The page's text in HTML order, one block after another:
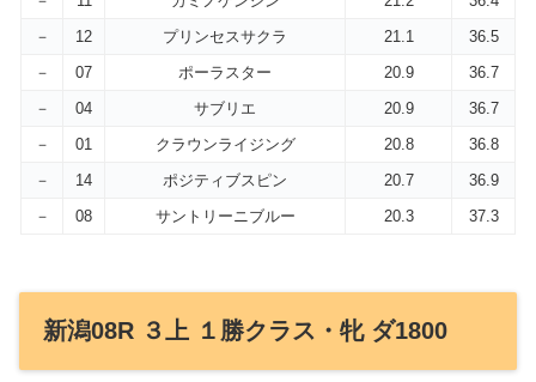
－
12 プリンセスサクラ 21.1
36.5
－
07 ポーラスター 20.9
36.7
－
04 サブリエ 20.9
36.7
－
01 クラウンライジング 20.8
36.8
－
14 ポジティブスピン 20.7
36.9
－
08 サントリーニブルー 20.3 37.3
新潟08R ３上 １勝クラス・牝 ダ1800